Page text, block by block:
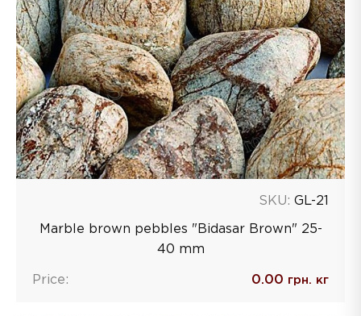
SKU: GL-21
Marble brown pebbles "Bidasar Brown" 25-
40 mm
Price: 0.00 грн. кг